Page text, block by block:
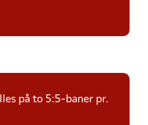
på to 5:5-baner pr.